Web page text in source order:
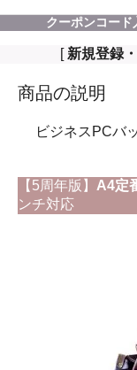
クーポンコード
[ 新規登録
商品の説明
ビジネスPCバ
【5周年版】 A4定
ンチ対応